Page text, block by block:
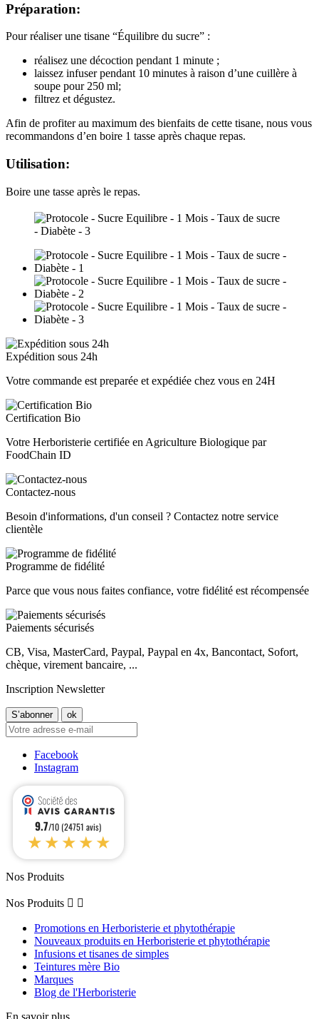
Préparation:
Pour réaliser une tisane “Équilibre du sucre” :
réalisez une décoction pendant 1 minute ;
laissez infuser pendant 10 minutes à raison d’une cuillère à
soupe pour 250 ml;
filtrez et dégustez.
Afin de profiter au maximum des bienfaits de cette tisane, nous vous
recommandons d’en boire 1 tasse après chaque repas.
Utilisation:
Boire une tasse après le repas.
Expédition sous 24h
Votre commande est preparée et expédiée chez vous en 24H
Certification Bio
Votre Herboristerie certifiée en Agriculture Biologique par
FoodChain ID
Contactez-nous
Besoin d'informations, d'un conseil ? Contactez notre service
clientèle
Programme de fidélité
Parce que vous nous faites confiance, votre fidélité est récompensée
Paiements sécurisés
CB, Visa, MasterCard, Paypal, Paypal en 4x, Bancontact, Sofort,
chèque, virement bancaire, ...
Inscription Newsletter
Facebook
Instagram
9.7/10 (24751 avis)
★★★★★
Nos Produits
Nos Produits  
Promotions en Herboristerie et phytothérapie
Nouveaux produits en Herboristerie et phytothérapie
Infusions et tisanes de simples
Teintures mère Bio
Marques
Blog de l'Herboristerie